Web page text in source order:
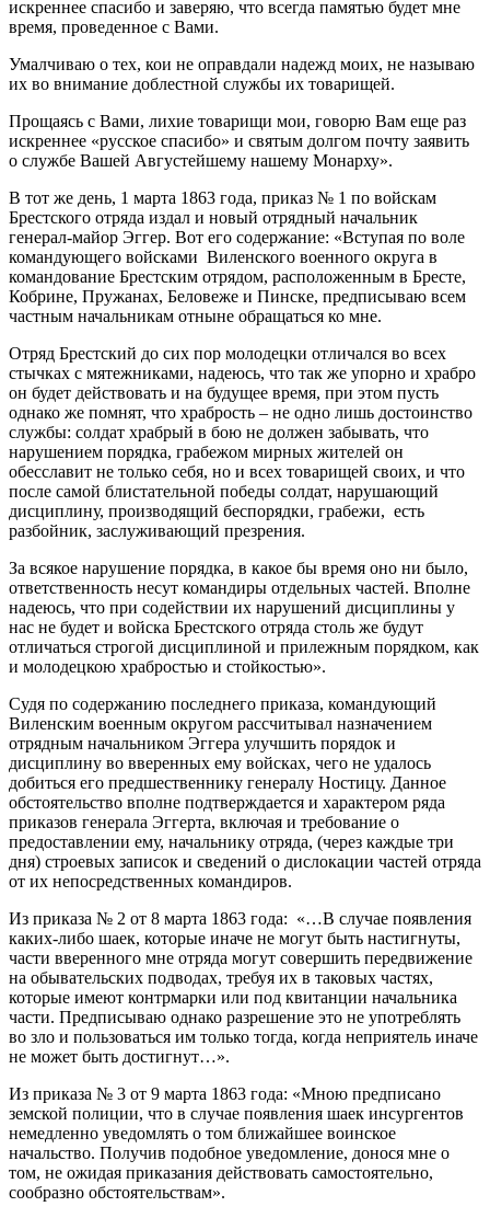
искреннее спасибо и заверяю, что всегда памятью будет мне
время, проведенное с Вами.
Умалчиваю о тех, кои не оправдали надежд моих, не называю
их во внимание доблестной службы их товарищей.
Прощаясь с Вами, лихие товарищи мои, говорю Вам еще раз
искреннее «русское спасибо» и святым долгом почту заявить
о службе Вашей Августейшему нашему Монарху».
В тот же день, 1 марта 1863 года, приказ № 1 по войскам
Брестского отряда издал и новый отрядный начальник
генерал-майор Эггер. Вот его содержание: «Вступая по воле
командующего войсками Виленского военного округа в
командование Брестским отрядом, расположенным в Бресте,
Кобрине, Пружанах, Беловеже и Пинске, предписываю всем
частным начальникам отныне обращаться ко мне.
Отряд Брестский до сих пор молодецки отличался во всех
стычках с мятежниками, надеюсь, что так же упорно и храбро
он будет действовать и на будущее время, при этом пусть
однако же помнят, что храбрость – не одно лишь достоинство
службы: солдат храбрый в бою не должен забывать, что
нарушением порядка, грабежом мирных жителей он
обесславит не только себя, но и всех товарищей своих, и что
после самой блистательной победы солдат, нарушающий
дисциплину, производящий беспорядки, грабежи, есть
разбойник, заслуживающий презрения.
За всякое нарушение порядка, в какое бы время оно ни было,
ответственность несут командиры отдельных частей. Вполне
надеюсь, что при содействии их нарушений дисциплины у
нас не будет и войска Брестского отряда столь же будут
отличаться строгой дисциплиной и прилежным порядком, как
и молодецкою храбростью и стойкостью».
Судя по содержанию последнего приказа, командующий
Виленским военным округом рассчитывал назначением
отрядным начальником Эггера улучшить порядок и
дисциплину во вверенных ему войсках, чего не удалось
добиться его предшественнику генералу Ностицу. Данное
обстоятельство вполне подтверждается и характером ряда
приказов генерала Эггерта, включая и требование о
предоставлении ему, начальнику отряда, (через каждые три
дня) строевых записок и сведений о дислокации частей отряда
от их непосредственных командиров.
Из приказа № 2 от 8 марта 1863 года: «…В случае появления
каких-либо шаек, которые иначе не могут быть настигнуты,
части вверенного мне отряда могут совершить передвижение
на обывательских подводах, требуя их в таковых частях,
которые имеют контрмарки или под квитанции начальника
части. Предписываю однако разрешение это не употреблять
во зло и пользоваться им только тогда, когда неприятель иначе
не может быть достигнут…».
Из приказа № 3 от 9 марта 1863 года: «Мною предписано
земской полиции, что в случае появления шаек инсургентов
немедленно уведомлять о том ближайшее воинское
начальство. Получив подобное уведомление, донося мне о
том, не ожидая приказания действовать самостоятельно,
сообразно обстоятельствам».